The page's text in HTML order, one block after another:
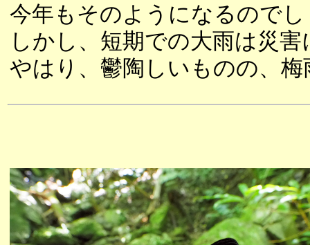
今年もそのようになるので
しかし、短期での大雨は災
やはり、鬱陶しいものの、